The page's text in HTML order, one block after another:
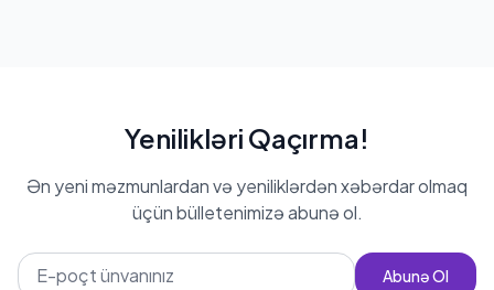
Yenilikləri Qaçırma!
Ən yeni məzmunlardan və yeniliklərdən xəbərdar olmaq
üçün bülletenimizə abunə ol.
Abunə Ol